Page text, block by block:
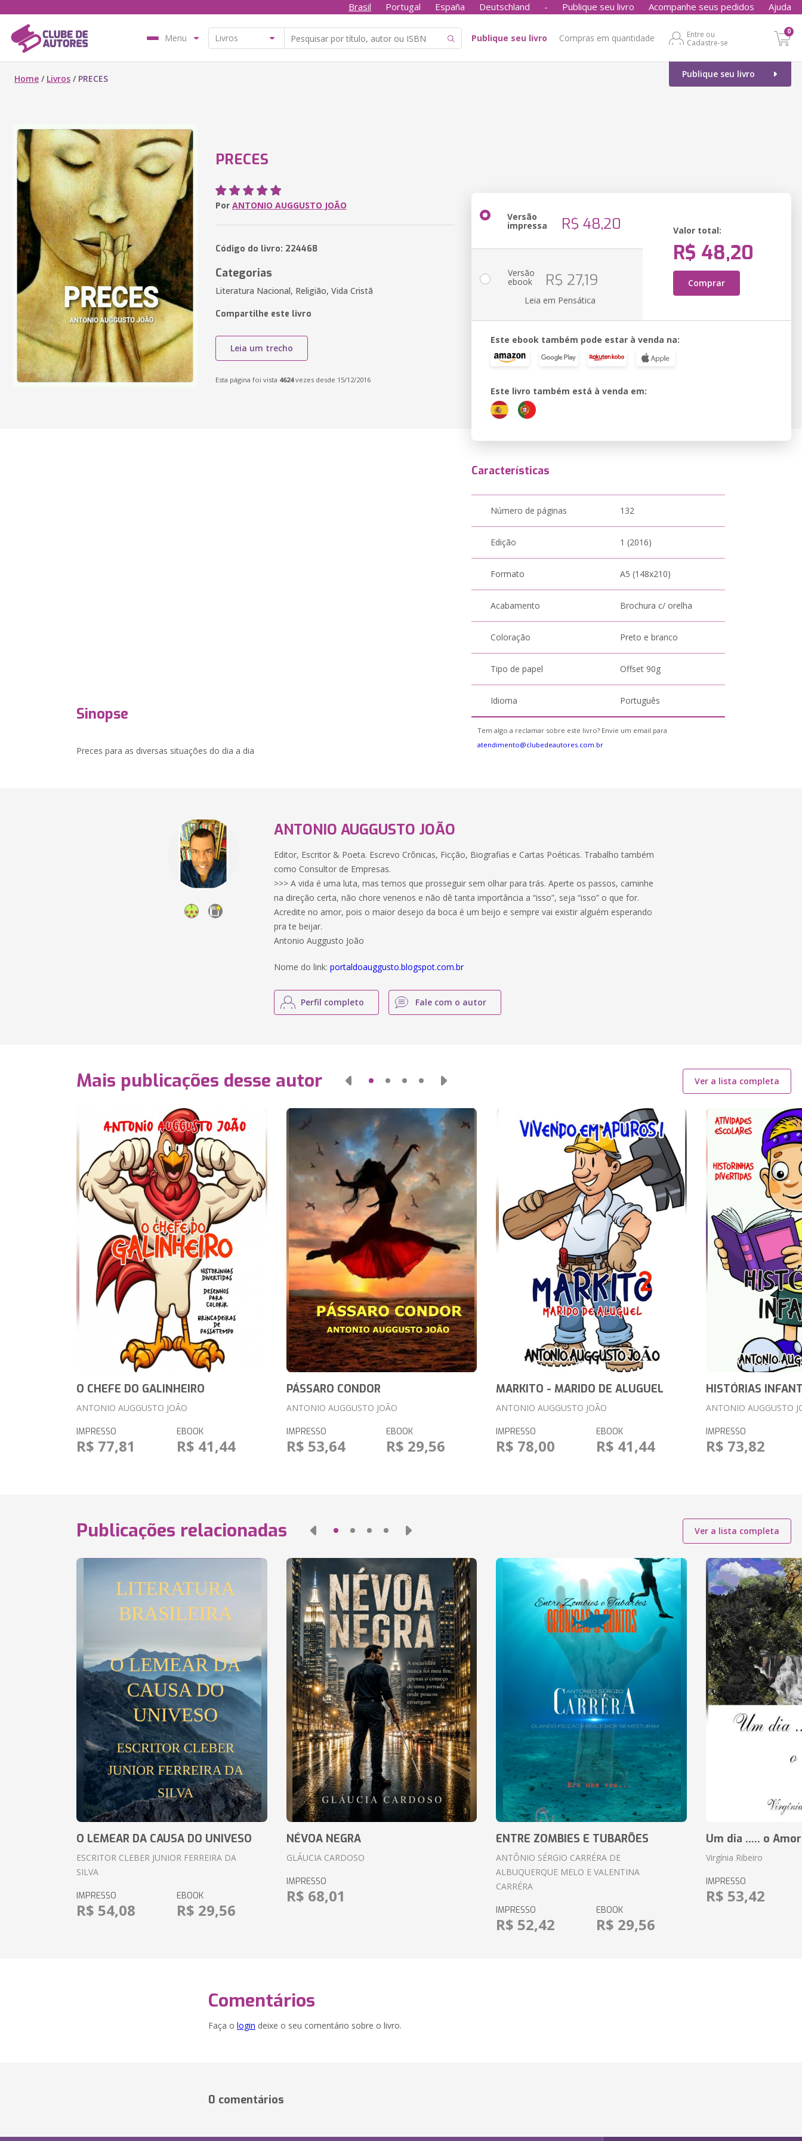
Brasil Portugal España Deutschland - Publique seu livro Acompanhe seus pedidos Ajuda
Menu Publique seu livro Compras em quantidade
Entre ou
Cadastre-se
0
Publique seu livro
Home / Livros / PRECES
PRECES
Por ANTONIO AUGGUSTO JOÃO
Código do livro: 224468
Categorias
Literatura Nacional, Religião, Vida Cristã
Compartilhe este livro
Leia um trecho
Esta página foi vista 4624vezes desde 15/12/2016
Versão
impressa R$ 48,20 Valor total:
R$ 48,20
Comprar
Versão
ebook R$ 27,19
Leia em Pensática
Este ebook também pode estar à venda na:
Este livro também está à venda em:
Sinopse
Preces para as diversas situações do dia a dia
Características
Número de páginas 132
Edição 1 (2016)
Formato A5 (148x210)
Acabamento Brochura c/ orelha
Coloração Preto e branco
Tipo de papel Offset 90g
Idioma Português
Tem algo a reclamar sobre este livro? Envie um email para
atendimento@clubedeautores.com.br
ANTONIO AUGGUSTO JOÃO
Editor, Escritor & Poeta. Escrevo Crônicas, Ficção, Biografias e Cartas Poéticas. Trabalho também
como Consultor de Empresas.
>>> A vida é uma luta, mas temos que prosseguir sem olhar para trás. Aperte os passos, caminhe
na direção certa, não chore venenos e não dê tanta importância a “isso”, seja “isso” o que for.
Acredite no amor, pois o maior desejo da boca é um beijo e sempre vai existir alguém esperando
pra te beijar.
Antonio Auggusto João
Nome do link:portaldoauggusto.blogspot.com.br
Perfil completo Fale com o autor
Mais publicações desse autor Ver a lista completa
O CHEFE DO GALINHEIRO
ANTONIO AUGGUSTO JOÃO
IMPRESSO
R$ 77,81
EBOOK
R$ 41,44
PÁSSARO CONDOR
ANTONIO AUGGUSTO JOÃO
IMPRESSO
R$ 53,64
EBOOK
R$ 29,56
MARKITO - MARIDO DE ALUGUEL
ANTONIO AUGGUSTO JOÃO
IMPRESSO
R$ 78,00
EBOOK
R$ 41,44
HISTÓRIAS
ANTONIO AUGGUSTO
IMPRESSO
R$ 73,82
Publicações relacionadas Ver a lista completa
O LEMEAR DA CAUSA DO UNIVESO
ESCRITOR CLEBER JUNIOR FERREIRA DA
SILVA
IMPRESSO
R$ 54,08
EBOOK
R$ 29,56
NÉVOA NEGRA
GLÁUCIA CARDOSO
IMPRESSO
R$ 68,01
ENTRE ZOMBIES E TUBARÕES
ANTÔNIO SÉRGIO CARRÉRA DE
ALBUQUERQUE MELO E VALENTINA
CARRÉRA
IMPRESSO
R$ 52,42
EBOOK
R$ 29,56
Um dia ..... o Amor
Virgínia Ribeiro
IMPRESSO
R$ 53,42
Comentários
Faça o login deixe o seu comentário sobre o livro.
0 comentários